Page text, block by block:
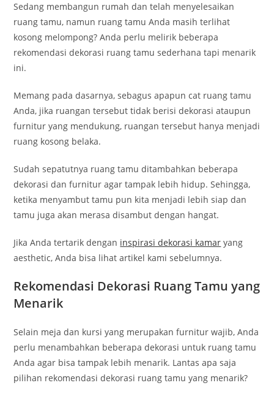
Sedang membangun rumah dan telah menyelesaikan
ruang tamu, namun ruang tamu Anda masih terlihat
kosong melompong? Anda perlu melirik beberapa
rekomendasi dekorasi ruang tamu sederhana tapi menarik
ini.
Memang pada dasarnya, sebagus apapun cat ruang tamu
Anda, jika ruangan tersebut tidak berisi dekorasi ataupun
furnitur yang mendukung, ruangan tersebut hanya menjadi
ruang kosong belaka.
Sudah sepatutnya ruang tamu ditambahkan beberapa
dekorasi dan furnitur agar tampak lebih hidup. Sehingga,
ketika menyambut tamu pun kita menjadi lebih siap dan
tamu juga akan merasa disambut dengan hangat.
Jika Anda tertarik dengan inspirasi dekorasi kamar yang
aesthetic, Anda bisa lihat artikel kami sebelumnya.
Rekomendasi Dekorasi Ruang Tamu yang
Menarik
Selain meja dan kursi yang merupakan furnitur wajib, Anda
perlu menambahkan beberapa dekorasi untuk ruang tamu
Anda agar bisa tampak lebih menarik. Lantas apa saja
pilihan rekomendasi dekorasi ruang tamu yang menarik?